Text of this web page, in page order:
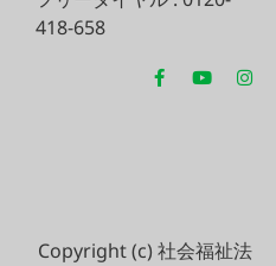
418-658
Copyright (c) 社会福祉法